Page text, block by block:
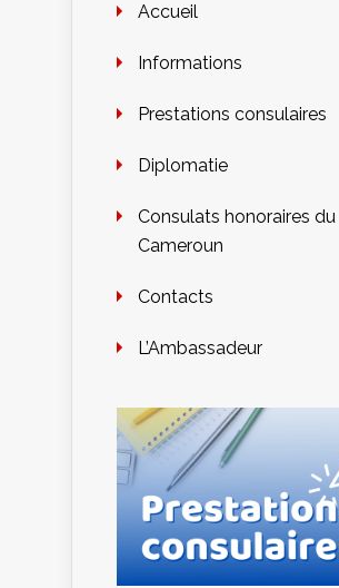
Accueil
Informations
Prestations consulaires
Diplomatie
Consulats honoraires du
Cameroun
Contacts
L’Ambassadeur